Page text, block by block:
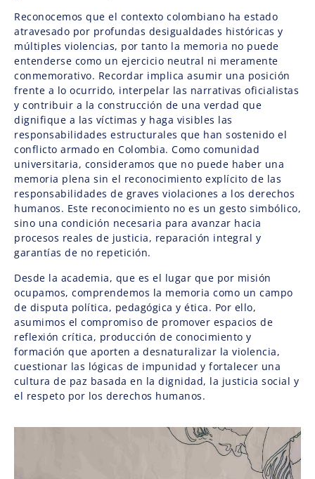
Reconocemos que el contexto colombiano ha estado
atravesado por profundas desigualdades históricas y
múltiples violencias, por tanto la memoria no puede
entenderse como un ejercicio neutral ni meramente
conmemorativo. Recordar implica asumir una posición
frente a lo ocurrido, interpelar las narrativas oficialistas
y contribuir a la construcción de una verdad que
dignifique a las víctimas y haga visibles las
responsabilidades estructurales que han sostenido el
conflicto armado en Colombia. Como comunidad
universitaria, consideramos que no puede haber una
memoria plena sin el reconocimiento explícito de las
responsabilidades de graves violaciones a los derechos
humanos. Este reconocimiento no es un gesto simbólico,
sino una condición necesaria para avanzar hacia
procesos reales de justicia, reparación integral y
garantías de no repetición.
Desde la academia, que es el lugar que por misión
ocupamos, comprendemos la memoria como un campo
de disputa política, pedagógica y ética. Por ello,
asumimos el compromiso de promover espacios de
reflexión crítica, producción de conocimiento y
formación que aporten a desnaturalizar la violencia,
cuestionar las lógicas de impunidad y fortalecer una
cultura de paz basada en la dignidad, la justicia social y
el respeto por los derechos humanos.